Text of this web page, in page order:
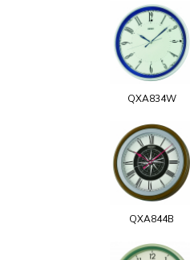
QXA834W
QXA844B